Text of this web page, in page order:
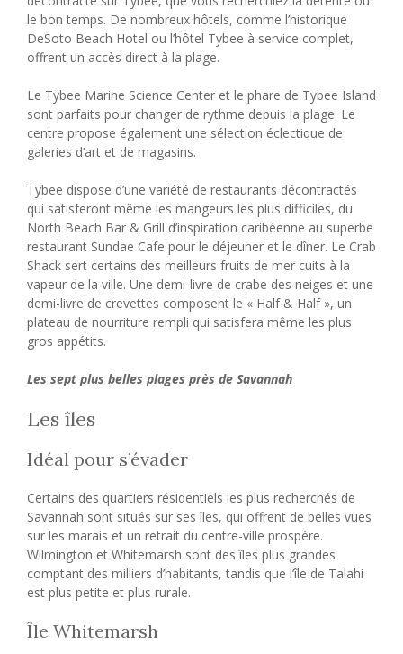
le bon temps. De nombreux hôtels, comme l’historique
DeSoto Beach Hotel ou l’hôtel Tybee à service complet,
offrent un accès direct à la plage.
Le Tybee Marine Science Center et le phare de Tybee Island
sont parfaits pour changer de rythme depuis la plage. Le
centre propose également une sélection éclectique de
galeries d’art et de magasins.
Tybee dispose d’une variété de restaurants décontractés
qui satisferont même les mangeurs les plus difficiles, du
North Beach Bar & Grill d’inspiration caribéenne au superbe
restaurant Sundae Cafe pour le déjeuner et le dîner. Le Crab
Shack sert certains des meilleurs fruits de mer cuits à la
vapeur de la ville. Une demi-livre de crabe des neiges et une
demi-livre de crevettes composent le « Half & Half », un
plateau de nourriture rempli qui satisfera même les plus
gros appétits.
Les sept plus belles plages près de Savannah
Les îles
Idéal pour s’évader
Certains des quartiers résidentiels les plus recherchés de
Savannah sont situés sur ses îles, qui offrent de belles vues
sur les marais et un retrait du centre-ville prospère.
Wilmington et Whitemarsh sont des îles plus grandes
comptant des milliers d’habitants, tandis que l’île de Talahi
est plus petite et plus rurale.
Île Whitemarsh